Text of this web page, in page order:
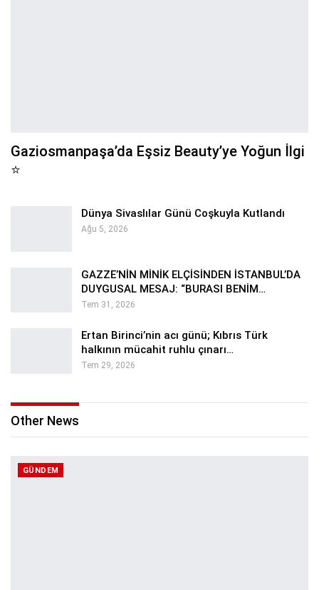
Gaziosmanpaşa’da Eşsiz Beauty’ye Yoğun İlgi
⭐
Dünya Sivaslılar Günü Coşkuyla Kutlandı
Ağu 5, 2026
GAZZE’NİN MİNİK ELÇİSİNDEN İSTANBUL’DA
DUYGUSAL MESAJ: “BURASI BENİM…
Tem 31, 2026
Ertan Birinci’nin acı günü; Kıbrıs Türk
halkının mücahit ruhlu çınarı…
Tem 29, 2026
Other News
GÜNDEM